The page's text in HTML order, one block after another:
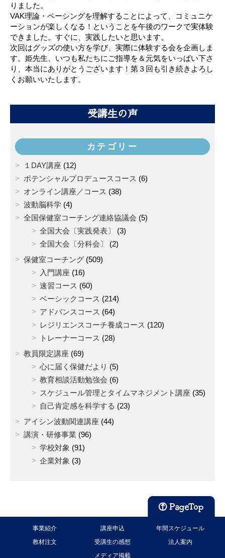
りました。
VAK理論・ペーシングを理解することによって、コミュニケ
ーションが楽しくなる！ということを午後のワークで実体験
できました。すぐに、実践したいと思います。
次回はグッズの使い方を学び、実際に体験する会を企画しま
す。姫先生、いつも私たちにご指導を＆元気をいっぱい下さ
り、本当にありがとうございます！第３回も引き続きよろし
くお願いいたします。
受講生の声
カテゴリー
１DAY講座 (12)
ポテンシャルプロデュースコース (6)
オンライン講座／コース (38)
波動脳科学 (4)
全国保健室コーチング連絡協議会 (5)
全国大会〔実践発表〕
(3)
全国大会〔分科会〕
(2)
保健室コーチング(509)
入門講座 (16)
速習コース (60)
ベーシックコース (214)
アドバンスコース (64)
レジリエンスコーチ養成コース (120)
トレーナーコース (28)
教員限定講座 (69)
心に届く保健だより (5)
教育相談活動勉強会 (6)
スケジュール管理とタイムマネジメント講座 (35)
自己肯定感を科学する (23)
アイシン波動関連講座 (44)
講演・研修事業 (96)
学校対象 (91)
企業対象 (3)
事業紹介 講座申込
年間スケジュール
教材注文
受講生の感想
法人案内
メディア掲載